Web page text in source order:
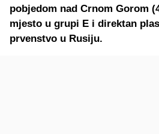
pobjedom nad Crnom Gorom
mjesto u grupi E i direktan
prvenstvo u Rusiju.